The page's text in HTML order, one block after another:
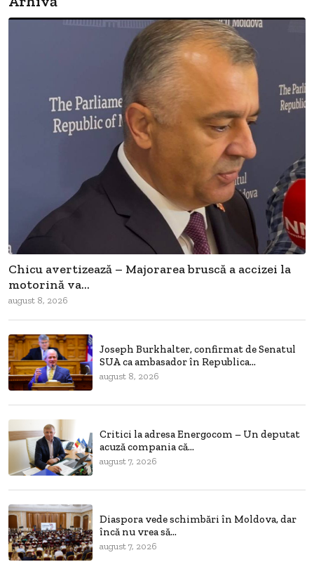
Chicu avertizează – Majorarea bruscă a accizei la
motorină va...
august 8, 2026
Joseph Burkhalter, confirmat de Senatul
SUA ca ambasador în Republica...
august 8, 2026
Critici la adresa Energocom – Un deputat
acuză compania că...
august 7, 2026
Diaspora vede schimbări în Moldova, dar
încă nu vrea să...
august 7, 2026